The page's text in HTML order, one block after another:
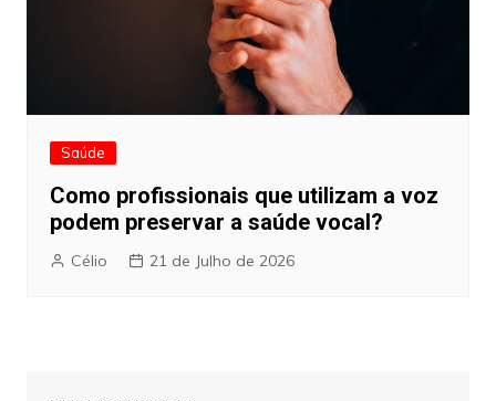
Saúde
Como profissionais que utilizam a voz
podem preservar a saúde vocal?
Célio 21 de Julho de 2026